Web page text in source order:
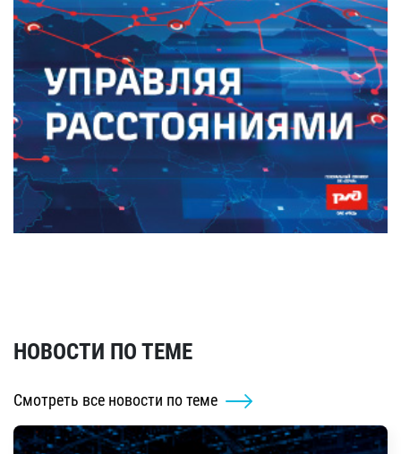
НОВОСТИ ПО ТЕМЕ
Смотреть все новости по теме